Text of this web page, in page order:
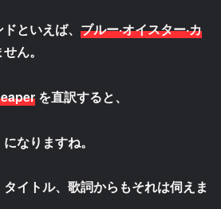
といえば、 ブルー·オイスター·カ
ん。
を直訳すると、
なりますね。
イトル、歌詞からもそれは伺えま